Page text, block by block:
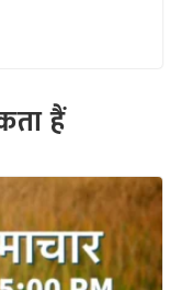
हैं